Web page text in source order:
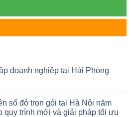
doanh nghiệp tại Hải Phòng
sổ đỏ trọn gói tại Hà Nội năm
quy trình mới và giải pháp tối ưu